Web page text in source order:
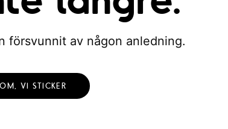
försvunnit av någon anledning.
VI STICKER